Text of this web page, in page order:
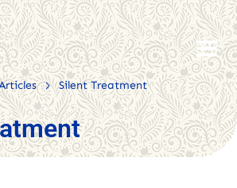
> Silent Treatment